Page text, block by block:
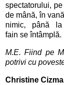
spectatorului,
de mână, în
nimic, până
fain se întâmplă.
M.E. Fiind pe
potrivi cu
Christine